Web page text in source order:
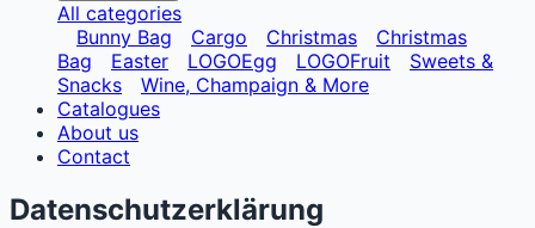
All categories
Bunny Bag
Cargo Christmas
Christmas
Bag
Easter LOGOEgg LOGOFruit
Sweets &
Snacks
Wine, Champaign & More
Catalogues
About us
Contact
Datenschutzerklärung